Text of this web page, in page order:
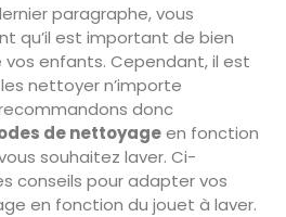
paragraphe, vous
qu’il est important de bien
enfants. Cependant, il est
nettoyer n’importe
donc
de nettoyageen fonction
souhaitez laver. Ci-
conseils pour adapter vos
en fonction du jouet à laver.